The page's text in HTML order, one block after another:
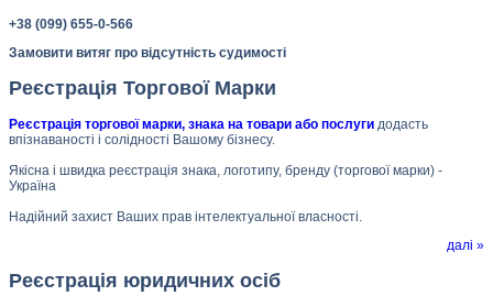
+38 (099) 655-0-566
Замовити витяг про відсутність судимості
Реєстрація Торгової Марки
Реєстрація торгової марки, знака на товари або послуги додасть
впізнаваності і солідності Вашому бізнесу.
Якісна і швидка реєстрація знака, логотипу, бренду (торгової марки) -
Україна
Надійний захист Ваших прав інтелектуальної власності.
далі »
Реєстрація юридичних осіб